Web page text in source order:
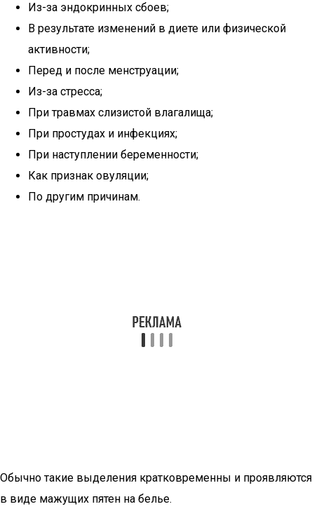
Из-за эндокринных сбоев;
В результате изменений в диете или физической
активности;
Перед и после менструации;
Из-за стресса;
При травмах слизистой влагалища;
При простудах и инфекциях;
При наступлении беременности;
Как признак овуляции;
По другим причинам.
Обычно такие выделения кратковременны и проявляются
в виде мажущих пятен на белье.